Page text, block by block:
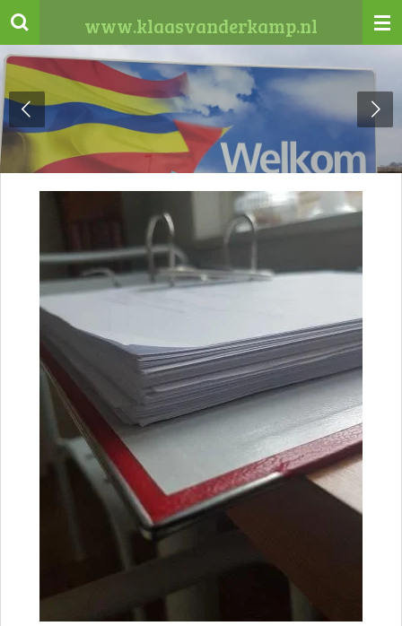
Ga
naar
hoofdinhoud
www.klaasvanderkamp.nl